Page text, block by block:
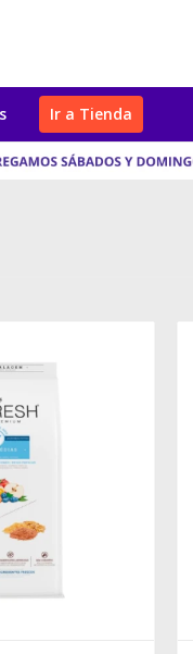
Ir a Tienda